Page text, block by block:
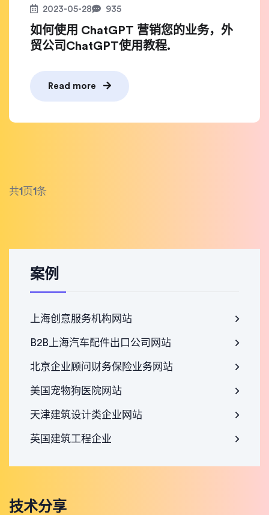
2023-05-28 935
如何使用 ChatGPT 营销您的业务，外
贸公司ChatGPT使用教程.
Read more
共1 页1条
案例
上海创意服务机构网站
B2B上海汽车配件出口公司网站
北京企业顾问财务保险业务网站
美国宠物狗医院网站
天津建筑设计类企业网站
英国建筑工程企业
技术分享